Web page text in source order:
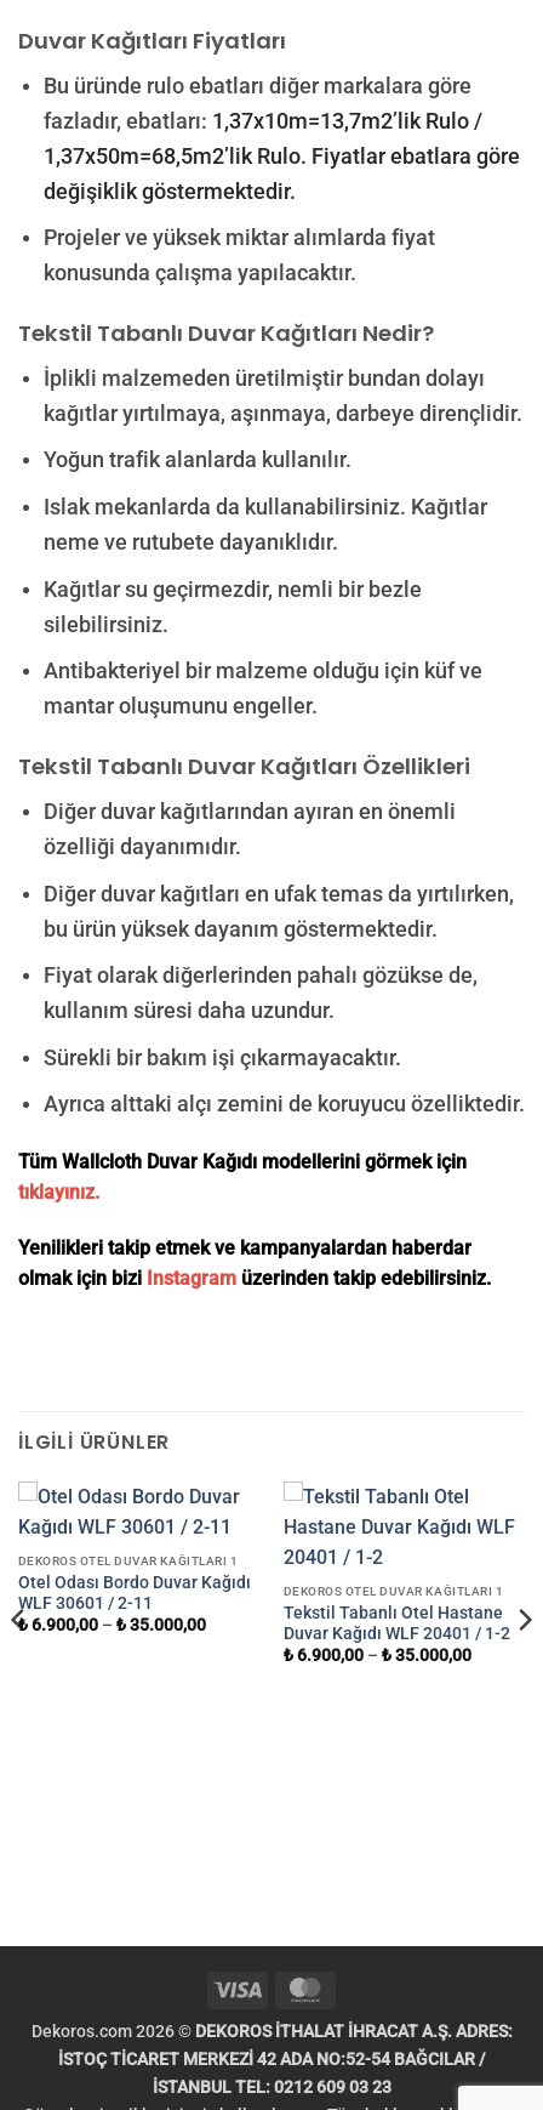
Duvar Kağıtları Fiyatları
Bu üründe rulo ebatları diğer markalara göre
fazladır, ebatları: 1,37x10m=13,7m2’lik Rulo /
1,37x50m=68,5m2’lik Rulo. Fiyatlar ebatlara göre
değişiklik göstermektedir.
Projeler ve yüksek miktar alımlarda fiyat
konusunda çalışma yapılacaktır.
Tekstil Tabanlı Duvar Kağıtları Nedir?
İplikli malzemeden üretilmiştir bundan dolayı
kağıtlar yırtılmaya, aşınmaya, darbeye dirençlidir.
Yoğun trafik alanlarda kullanılır.
Islak mekanlarda da kullanabilirsiniz. Kağıtlar
neme ve rutubete dayanıklıdır.
Kağıtlar su geçirmezdir, nemli bir bezle
silebilirsiniz.
Antibakteriyel bir malzeme olduğu için küf ve
mantar oluşumunu engeller.
Tekstil Tabanlı Duvar Kağıtları Özellikleri
Diğer duvar kağıtlarından ayıran en önemli
özelliği dayanımıdır.
Diğer duvar kağıtları en ufak temas da yırtılırken,
bu ürün yüksek dayanım göstermektedir.
Fiyat olarak diğerlerinden pahalı gözükse de,
kullanım süresi daha uzundur.
Sürekli bir bakım işi çıkarmayacaktır.
Ayrıca alttaki alçı zemini de koruyucu özelliktedir.
Tüm Wallcloth Duvar Kağıdı modellerini görmek için
tıklayınız.
Yenilikleri takip etmek ve kampanyalardan haberdar
olmak için bizi Instagram üzerinden takip edebilirsiniz.
İLGILI ÜRÜNLER
DEKOROS OTEL DUVAR KAĞITLARI 1
Otel Odası Bordo Duvar Kağıdı
WLF 30601 / 2-11
₺6.900,00– ₺35.000,00
DEKOROS OTEL DUVAR KAĞITLARI 1
Tekstil Tabanlı Otel Hastane
Duvar Kağıdı WLF 20401 / 1-2
₺6.900,00– ₺35.000,00
Visa
Dekoros.com 2026 © DEKOROS İTHALAT İHRACAT A.Ş. ADRES:
İSTOÇ TİCARET MERKEZİ 42 ADA NO:52-54 BAĞCILAR /
İSTANBUL TEL: 0212 609 03 23